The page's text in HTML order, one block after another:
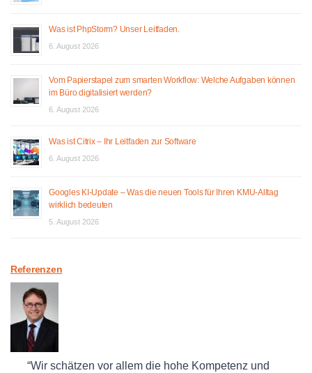
Was ist PhpStorm? Unser Leitfaden.
6. August 2026
Vom Papierstapel zum smarten Workflow: Welche Aufgaben können
im Büro digitalisiert werden?
6. August 2026
Was ist Citrix – Ihr Leitfaden zur Software
6. August 2026
Googles KI-Update – Was die neuen Tools für Ihren KMU-Alltag
wirklich bedeuten
5. August 2026
Referenzen
Wir schätzen vor allem die hohe Kompetenz und